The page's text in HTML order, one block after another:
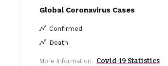
Global Coronavirus Cases
Confirmed
Death
More Information: Covid-19 Statistics